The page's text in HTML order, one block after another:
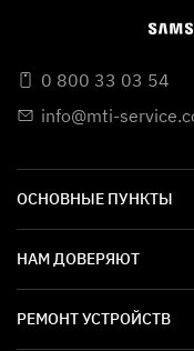
0 800 33 03 54
info@mti-
ОСНОВНЫЕ ПУНКТЫ
НАМ ДОВЕРЯЮТ
РЕМОНТ УСТРОЙСТВ